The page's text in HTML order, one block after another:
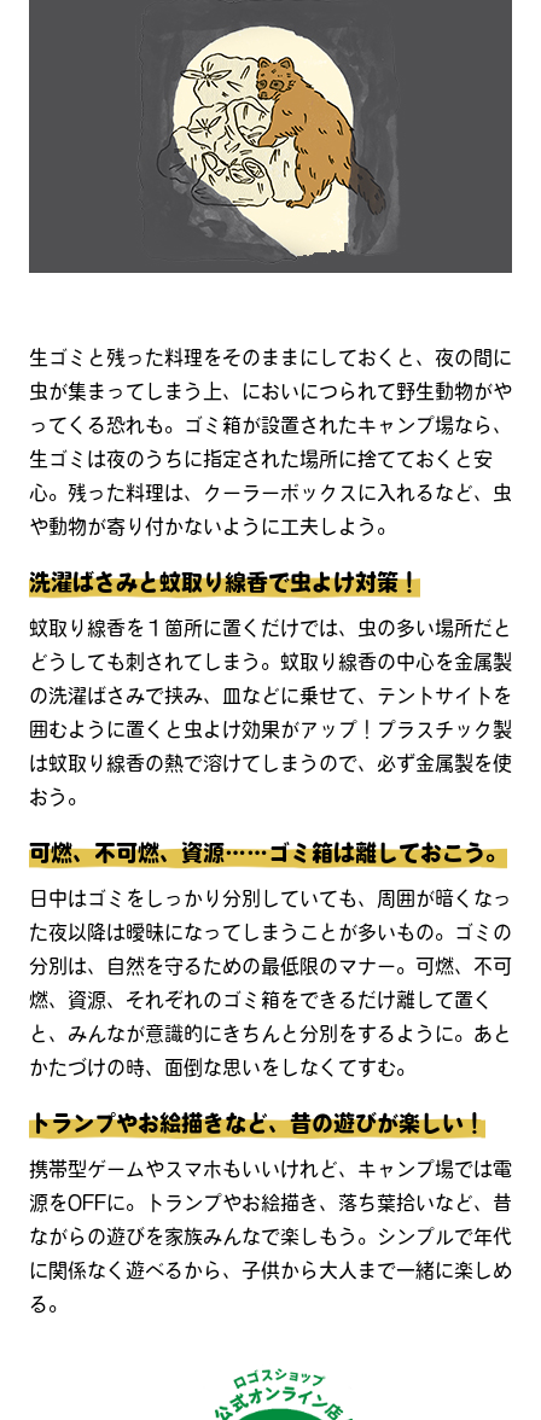
生ゴミと残った料理をそのままにしておくと、夜の間に
虫が集まってしまう上、においにつられて野生動物がや
ってくる恐れも。ゴミ箱が設置されたキャンプ場なら、
生ゴミは夜のうちに指定された場所に捨てておくと安
心。残った料理は、クーラーボックスに入れるなど、虫
や動物が寄り付かないように工夫しよう。
洗濯ばさみと蚊取り線香で虫よけ対策！
蚊取り線香を１箇所に置くだけでは、虫の多い場所だと
どうしても刺されてしまう。蚊取り線香の中心を金属製
の洗濯ばさみで挟み、皿などに乗せて、テントサイトを
囲むように置くと虫よけ効果がアップ！プラスチック製
は蚊取り線香の熱で溶けてしまうので、必ず金属製を使
おう。
可燃、不可燃、資源……ゴミ箱は離しておこう。
日中はゴミをしっかり分別していても、周囲が暗くなっ
た夜以降は曖昧になってしまうことが多いもの。ゴミの
分別は、自然を守るための最低限のマナー。可燃、不可
燃、資源、それぞれのゴミ箱をできるだけ離して置く
と、みんなが意識的にきちんと分別をするように。あと
かたづけの時、面倒な思いをしなくてすむ。
トランプやお絵描きなど、昔の遊びが楽しい！
携帯型ゲームやスマホもいいけれど、キャンプ場では電
源をOFFに。トランプやお絵描き、落ち葉拾いなど、昔
ながらの遊びを家族みんなで楽しもう。シンプルで年代
に関係なく遊べるから、子供から大人まで一緒に楽しめ
る。